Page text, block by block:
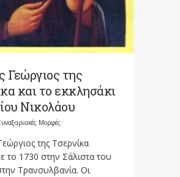
Γεώργιος της
και το εκκλησάκι
Νικολάου
Μορφές
της Τσερνίκα
το 1730 στην Σάλιστα του
Τρανσυλβανία. Οι